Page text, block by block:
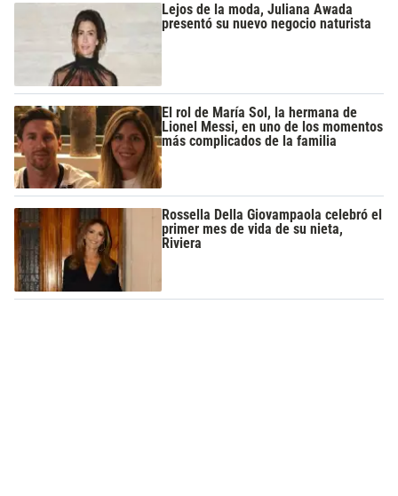
Lejos de la moda, Juliana Awada
presentó su nuevo negocio naturista
El rol de María Sol, la hermana de
Lionel Messi, en uno de los momentos
más complicados de la familia
Rossella Della Giovampaola celebró el
primer mes de vida de su nieta,
Riviera